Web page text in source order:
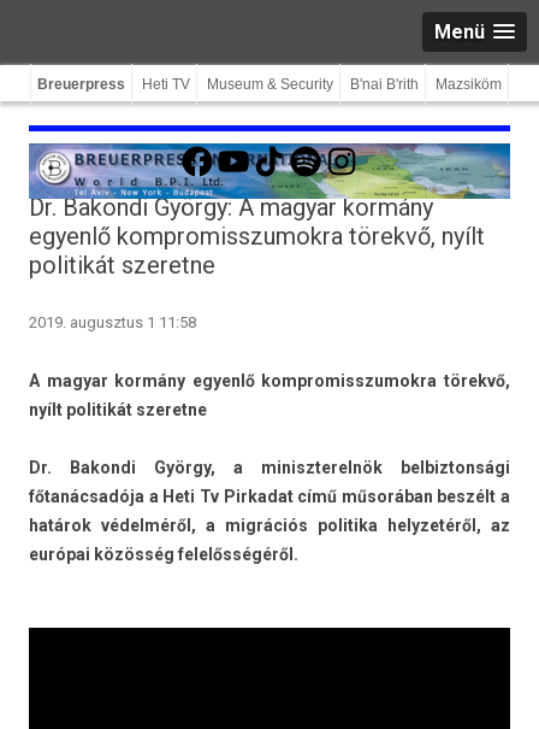
Menü
Breuerpress Heti TV Museum & Security B'nai B'rith Mazsiköm
Facebook
YouTube
TikTokSpotifyInstagram
Dr. Bakondi György: A magyar kormány
egyenlő kompromisszumokra törekvő, nyílt
politikát szeretne
2019. augusztus 1 11:58
A magyar kormány egyenlő kompromisszumok­ra törekvő,
nyílt politikát szeret­ne
Dr. Bakon­di György, a miniszterel­nök be­lbiz­tonsági
főtanácsadója a Heti Tv Pir­kadat című műsorában beszélt a
határok védelméről, a migrációs politika helyzetéről, az
európai közösség felelősségéről.